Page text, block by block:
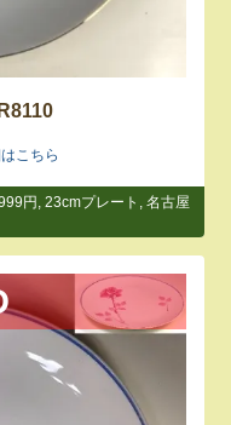
こちら
円 ,23cmプレート ,名古屋